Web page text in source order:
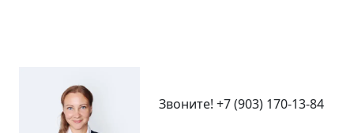
Звоните! +7 (903) 170-13-84